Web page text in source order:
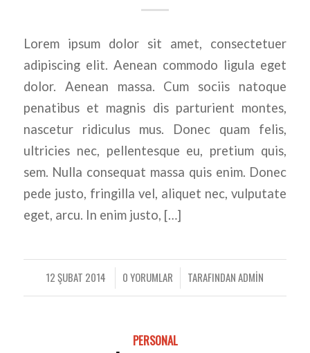
Lorem ipsum dolor sit amet, consectetuer
adipiscing elit. Aenean commodo ligula eget
dolor. Aenean massa. Cum sociis natoque
penatibus et magnis dis parturient montes,
nascetur ridiculus mus. Donec quam felis,
ultricies nec, pellentesque eu, pretium quis,
sem. Nulla consequat massa quis enim. Donec
pede justo, fringilla vel, aliquet nec, vulputate
eget, arcu. In enim justo, […]
12 ŞUBAT 2014
/ 0 YORUMLAR
/ TARAFINDANADMIN
PERSONAL